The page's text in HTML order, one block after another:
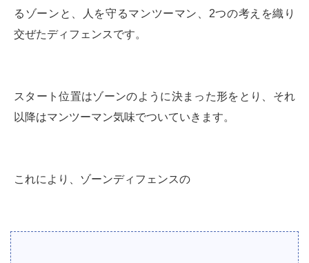
るゾーンと、人を守るマンツーマン、2つの考えを織り
交ぜたディフェンスです。
スタート位置はゾーンのように決まった形をとり、それ
以降はマンツーマン気味でついていきます。
これにより、ゾーンディフェンスの